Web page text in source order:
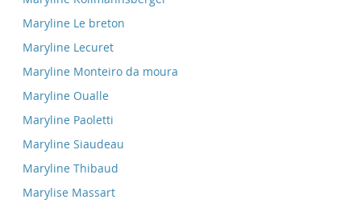
Maryline Le breton
Maryline Lecuret
Maryline Monteiro da moura
Maryline Oualle
Maryline Paoletti
Maryline Siaudeau
Maryline Thibaud
Marylise Massart